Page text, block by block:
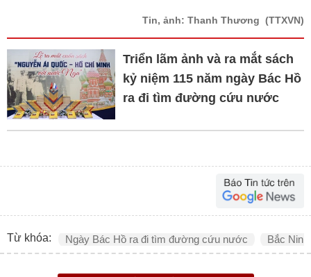
Tin, ảnh: Thanh Thương (TTXVN)
Triển lãm ảnh và ra mắt sách
kỷ niệm 115 năm ngày Bác Hồ
ra đi tìm đường cứu nước
Từ khóa: Ngày Bác Hồ ra đi tìm đường cứu nước Bắc Ninh